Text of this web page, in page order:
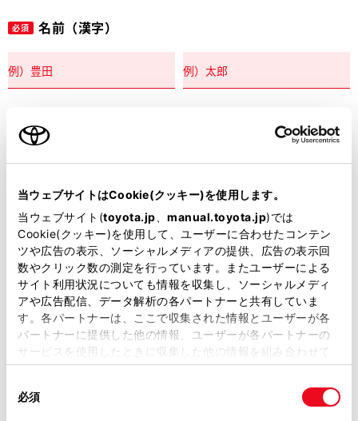
当ウェブサイトはCookie(クッキー)を使用します。
当ウェブサイト(toyota.jp manual.toyota.jp)では
Cookie(クッキー)を使用して、ユーザーに合わせたコンテン
ツや広告の表示、ソーシャルメディアの提供、広告の表示回
数やクリック数の測定を行っています。またユーザーによる
サイト利用状況についても情報を収集し、ソーシャルメディ
アや広告配信、データ解析の各パートナーと共有していま
す。各パートナーは、ここで収集された情報とユーザーが各
パートナーに提供した他の情報、ユーザーが各パートナーの
サービスを使用したときに収集した他の情報を組み合わせて
使用することがあります。当ウェブサイトの使用を続行する
必須
必須 名前（漢字）
必須 名前（カナ）
必須 郵便番号
住所自動入力
必須 都道府県